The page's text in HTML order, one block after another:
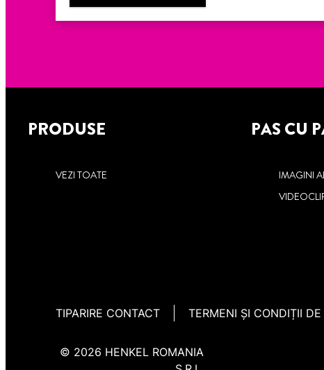
PRODUSE
VEZI TOATE
PAS CU
IMAGINI
TIPARIRE CONTACT TERMENI ȘI CONDIȚII
© 2026 HENKEL ROMANIA